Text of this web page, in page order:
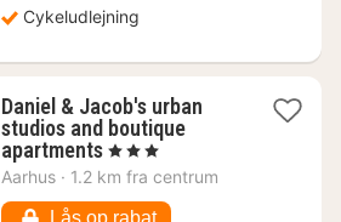
Cykeludlejning
Daniel & Jacob's urban
studios and boutique
apartments1
nat
442
, 3 Stjerner
Aarhus · 1.2 km fra centrum
Lås op rabat